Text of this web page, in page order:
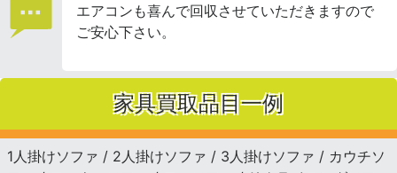
エアコンも喜んで回収させていただきますので
ご安心下さい。
家具買取品目一例
1人掛けソファ / 2人掛けソファ / 3人掛けソファ / カウチソ